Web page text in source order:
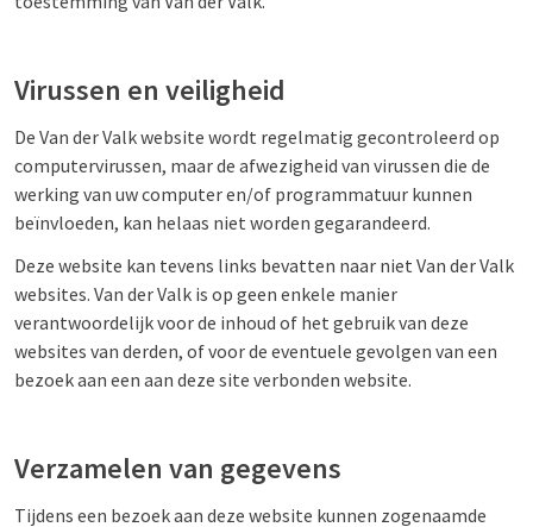
Virussen en veiligheid
De Van der Valk website wordt regelmatig gecontroleerd op
computervirussen, maar de afwezigheid van virussen die de
werking van uw computer en/of programmatuur kunnen
beïnvloeden, kan helaas niet worden gegarandeerd.
Deze website kan tevens links bevatten naar niet Van der Valk
websites. Van der Valk is op geen enkele manier
verantwoordelijk voor de inhoud of het gebruik van deze
websites van derden, of voor de eventuele gevolgen van een
bezoek aan een aan deze site verbonden website.
Verzamelen van gegevens
Tijdens een bezoek aan deze website kunnen zogenaamde